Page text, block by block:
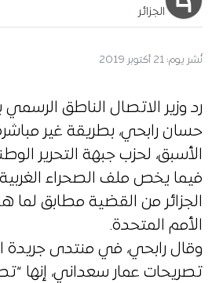
الجزائر
نُشر يوم: 21 أكتوبر 2019
رد وزير الاتصال الناطق
حسان رابحي، بطريقة غير
الأسبق، لحزب جبهة التحرير
فيما يخص ملف الصحراء
الجزائر من القضية مطابق
الأمم المتحدة.
وقال رابحي، في منتدى جريدة
تصريحات عمار سعداني، إنها